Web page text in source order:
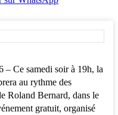
X
– Ce samedi soir à 19h, la
au rythme des
Roland Bernard, dans le
gratuit, organisé